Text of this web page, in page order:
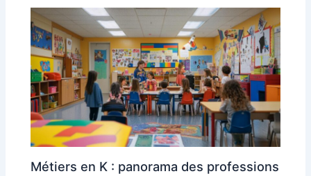
Métiers en K : panorama des professions